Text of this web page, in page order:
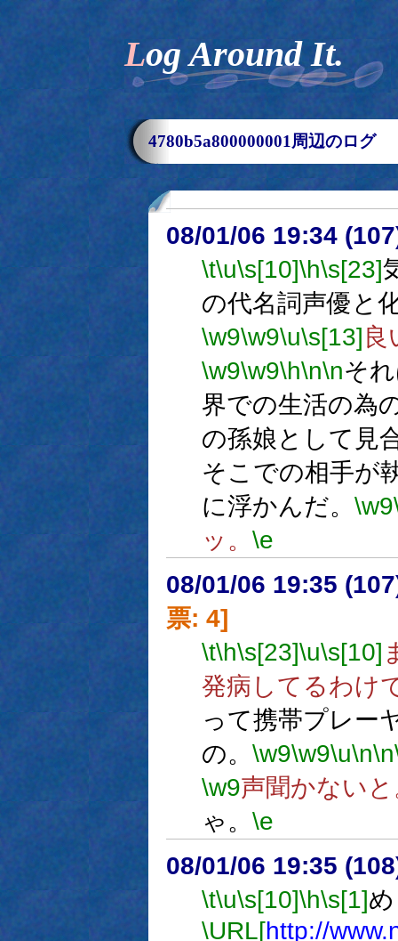
Log Around It.
4780b5a800000001周辺のログ
08/01/06 19:34
\t\u\s[10]\h\s[23]
の代名詞声優と
\w9\w9\u\s[13]良
\w9\w9\h\n\nそ
界での生活の為
の孫娘として見
そこでの相手が
に浮かんだ。 \w9
ッ。 \e
08/01/06 19:35
票: 4]
\t\h\s[23]\u\s[10]
発病してるわけ
って携帯プレー
の。 \w9\w9\u\n\n
\w9声聞かない
ゃ。 \e
08/01/06 19:35
\t\u\s[10]\h\s[1]
\URL[http://